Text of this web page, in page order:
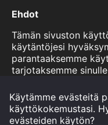
Ehdot
Tämän sivuston
käytäntöjesi
parantaaksemme
tarjotaksemme
sivustoamme
Käytämme evästeitä
käyttökokemustasi.
evästeiden käytön?